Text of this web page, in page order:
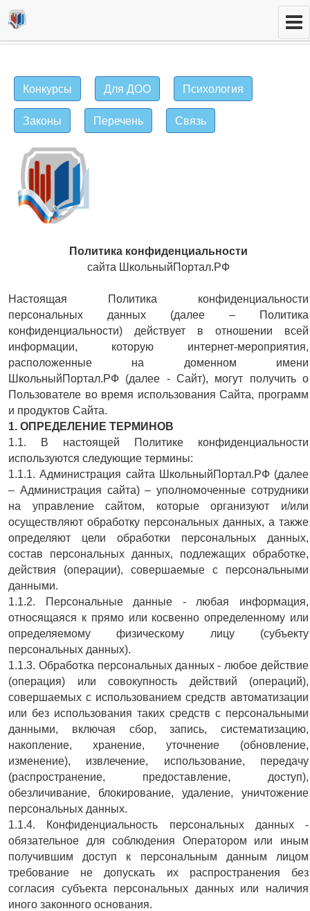
Конкурсы Для ДОО
Психология
Законы
Перечень Связь
Политика конфиденциальности
сайта ШкольныйПортал.РФ
Настоящая Политика конфиденциальности
персональных данных (далее – Политика
конфиденциальности) действует в отношении всей
информации, которую интернет-мероприятия,
расположенные на доменном имени
ШкольныйПортал.РФ (далее - Сайт), могут получить о
Пользователе во время использования Сайта, программ
и продуктов Сайта.
1. ОПРЕДЕЛЕНИЕ ТЕРМИНОВ
1.1. В настоящей Политике конфиденциальности
используются следующие термины:
1.1.1. Администрация сайта ШкольныйПортал.РФ (далее
– Администрация сайта) – уполномоченные сотрудники
на управление сайтом, которые организуют и/или
осуществляют обработку персональных данных, а также
определяют цели обработки персональных данных,
состав персональных данных, подлежащих обработке,
действия (операции), совершаемые с персональными
данными.
1.1.2. Персональные данные - любая информация,
относящаяся к прямо или косвенно определенному или
определяемому физическому лицу (субъекту
персональных данных).
1.1.3. Обработка персональных данных - любое действие
(операция) или совокупность действий (операций),
совершаемых с использованием средств автоматизации
или без использования таких средств с персональными
данными, включая сбор, запись, систематизацию,
накопление, хранение, уточнение (обновление,
изменение), извлечение, использование, передачу
(распространение, предоставление, доступ),
обезличивание, блокирование, удаление, уничтожение
персональных данных.
1.1.4. Конфиденциальность персональных данных -
обязательное для соблюдения Оператором или иным
получившим доступ к персональным данным лицом
требование не допускать их распространения без
согласия субъекта персональных данных или наличия
иного законного основания.